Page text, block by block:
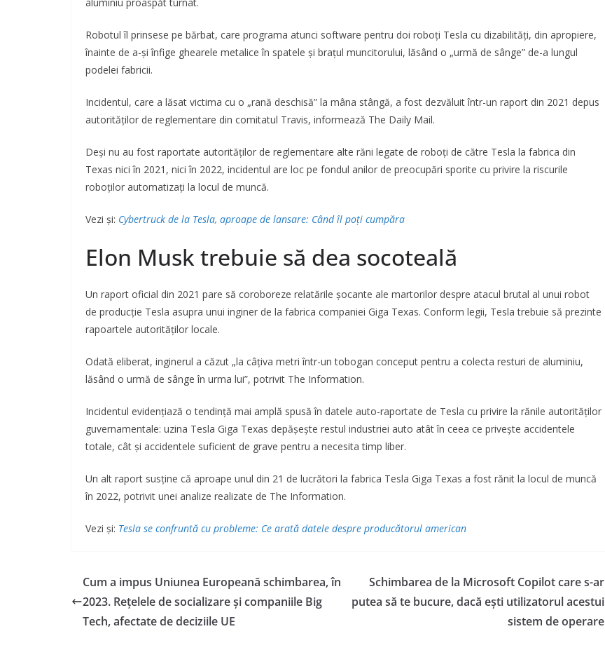
aluminiu proaspăt turnat.
Robotul îl prinsese pe bărbat, care programa atunci software pentru doi roboți Tesla cu dizabilități, din apropiere,
înainte de a-și înfige ghearele metalice în spatele și brațul muncitorului, lăsând o „urmă de sânge” de-a lungul
podelei fabricii.
Incidentul, care a lăsat victima cu o „rană deschisă” la mâna stângă, a fost dezvăluit într-un raport din 2021 depus
autorităților de reglementare din comitatul Travis, informează The Daily Mail.
Deși nu au fost raportate autorităților de reglementare alte răni legate de roboți de către Tesla la fabrica din
Texas nici în 2021, nici în 2022, incidentul are loc pe fondul anilor de preocupări sporite cu privire la riscurile
roboților automatizați la locul de muncă.
Vezi și: Cybertruck de la Tesla, aproape de lansare: Când îl poți cumpăra
Elon Musk trebuie să dea socoteală
Un raport oficial din 2021 pare să coroboreze relatările șocante ale martorilor despre atacul brutal al unui robot
de producție Tesla asupra unui inginer de la fabrica companiei Giga Texas. Conform legii, Tesla trebuie să prezinte
rapoartele autorităților locale.
Odată eliberat, inginerul a căzut „la câțiva metri într-un tobogan conceput pentru a colecta resturi de aluminiu,
lăsând o urmă de sânge în urma lui”, potrivit The Information.
Incidentul evidențiază o tendință mai amplă spusă în datele auto-raportate de Tesla cu privire la rănile autorităților
guvernamentale: uzina Tesla Giga Texas depășește restul industriei auto atât în ceea ce privește accidentele
totale, cât și accidentele suficient de grave pentru a necesita timp liber.
Un alt raport susține că aproape unul din 21 de lucrători la fabrica Tesla Giga Texas a fost rănit la locul de muncă
în 2022, potrivit unei analize realizate de The Information.
Vezi și: Tesla se confruntă cu probleme: Ce arată datele despre producătorul american
Cum a impus Uniunea Europeană schimbarea, în
2023. Rețelele de socializare și companiile Big
Tech, afectate de deciziile UE
Schimbarea de la Microsoft Copilot care s-ar
putea să te bucure, dacă ești utilizatorul acestui
sistem de operare